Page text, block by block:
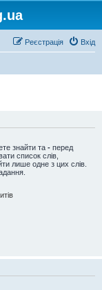
Вхід
Реєстрація
знайти та - перед
список слів,
лише одне з цих слів.